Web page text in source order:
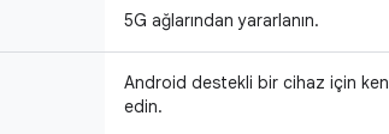
5G ağlarından yararlanın.
Android destekli bir cihaz için
edin.